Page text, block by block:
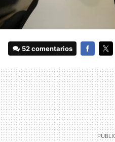
52 comentarios